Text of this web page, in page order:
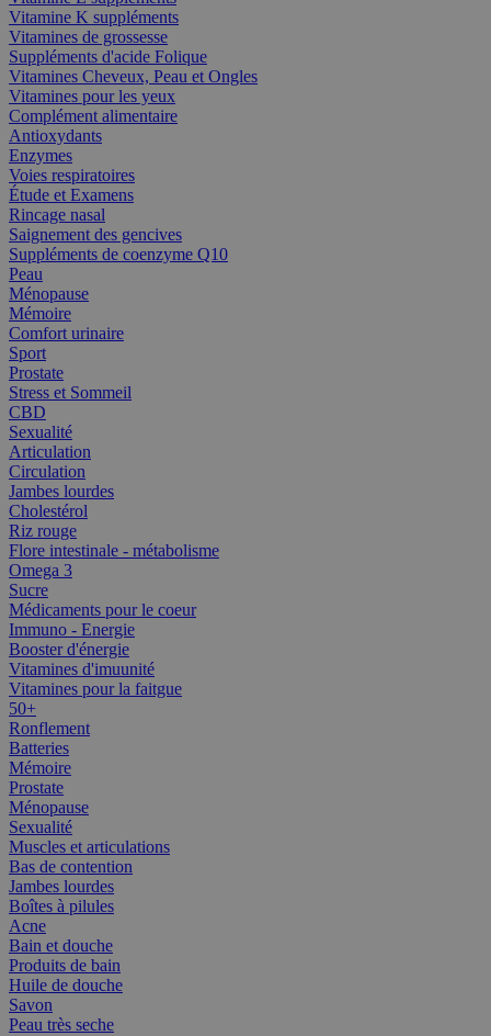
Vitamine K suppléments
Vitamines de grossesse
Suppléments d'acide Folique
Vitamines Cheveux, Peau et Ongles
Vitamines pour les yeux
Complément alimentaire
Antioxydants
Enzymes
Voies respiratoires
Étude et Examens
Rincage nasal
Saignement des gencives
Suppléments de coenzyme Q10
Peau
Ménopause
Mémoire
Comfort urinaire
Sport
Prostate
Stress et Sommeil
CBD
Sexualité
Articulation
Circulation
Jambes lourdes
Cholestérol
Riz rouge
Flore intestinale - métabolisme
Omega 3
Sucre
Médicaments pour le coeur
Immuno - Energie
Booster d'énergie
Vitamines d'imuunité
Vitamines pour la faitgue
50+
Ronflement
Batteries
Mémoire
Prostate
Ménopause
Sexualité
Muscles et articulations
Bas de contention
Jambes lourdes
Boîtes à pilules
Acne
Bain et douche
Produits de bain
Huile de douche
Savon
Peau très seche